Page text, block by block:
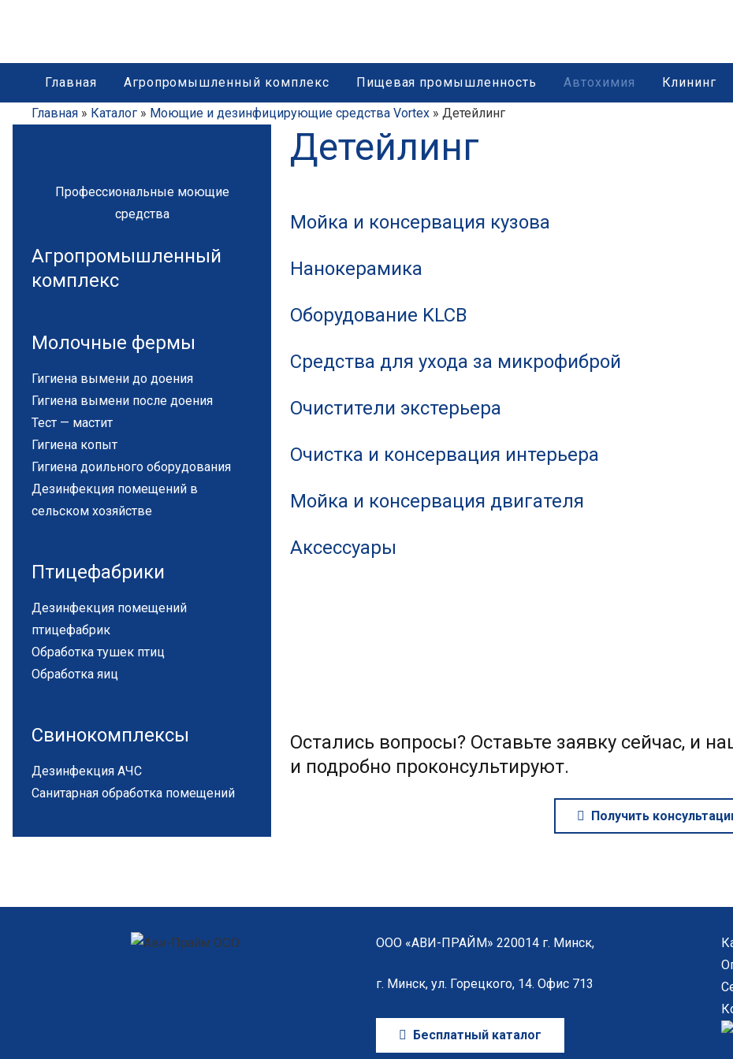
Главная Агропромышленный комплекс Пищевая промышленность Автохимия Клининг
Главная » Каталог » Моющие и дезинфицирующие средства Vortex » Детейлинг
Профессиональные моющие
средства
Агропромышленный
комплекс
Молочные фермы
Гигиена вымени до доения
Гигиена вымени после доения
Тест — мастит
Гигиена копыт
Гигиена доильного оборудования
Дезинфекция помещений в
сельском хозяйстве
Птицефабрики
Дезинфекция помещений
птицефабрик
Обработка тушек птиц
Обработка яиц
Свинокомплексы
Дезинфекция АЧС
Санитарная обработка помещений
Детейлинг
Мойка и консервация кузова
Нанокерамика
Оборудование KLCB
Средства для ухода за микрофиброй
Очистители экстерьера
Очистка и консервация интерьера
Мойка и консервация двигателя
Аксессуары
Остались вопросы? Оставьте заявку сейчас, и
и подробно проконсультируют.
Получить
ООО «АВИ-ПРАЙМ» 220014 г. Минск,
г. Минск, ул. Горецкого, 14. Офис 713
Бесплатный каталог